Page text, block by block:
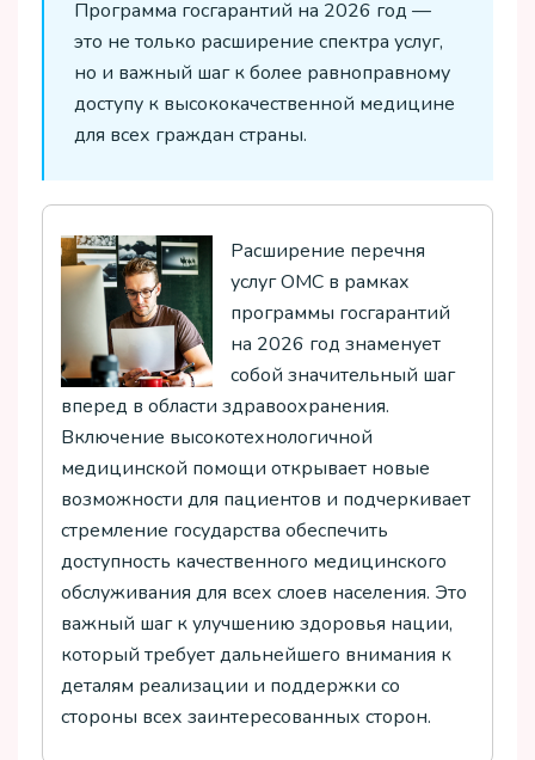
Программа госгарантий на 2026 год —
это не только расширение спектра услуг,
но и важный шаг к более равноправному
доступу к высококачественной медицине
для всех граждан страны.
Расширение перечня
услуг ОМС в рамках
программы госгарантий
на 2026 год знаменует
собой значительный шаг
вперед в области здравоохранения.
Включение высокотехнологичной
медицинской помощи открывает новые
возможности для пациентов и подчеркивает
стремление государства обеспечить
доступность качественного медицинского
обслуживания для всех слоев населения. Это
важный шаг к улучшению здоровья нации,
который требует дальнейшего внимания к
деталям реализации и поддержки со
стороны всех заинтересованных сторон.